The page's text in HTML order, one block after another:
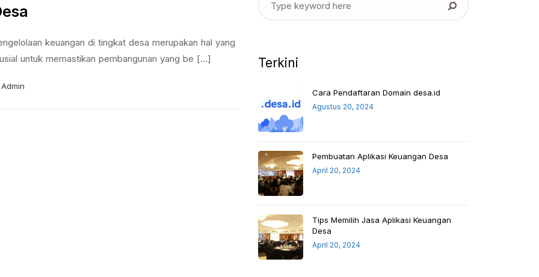
keuangan di tingkat desa merupakan hal yang
untuk memastikan pembangunan yang be [...]
Admin
Terkini
Cara Pendaftaran Domain desa.id
Agustus 20, 2024
Pembuatan Aplikasi Keuangan Desa
April 20, 2024
Tips Memilih Jasa Aplikasi Keuangan
Desa
April 20, 2024